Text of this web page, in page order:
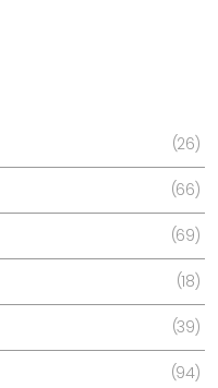
26
66
69
18
39
94